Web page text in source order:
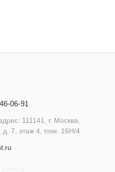
06-91
111141, г. Москва,
д. 7, этаж 4, пом. 16Н/4